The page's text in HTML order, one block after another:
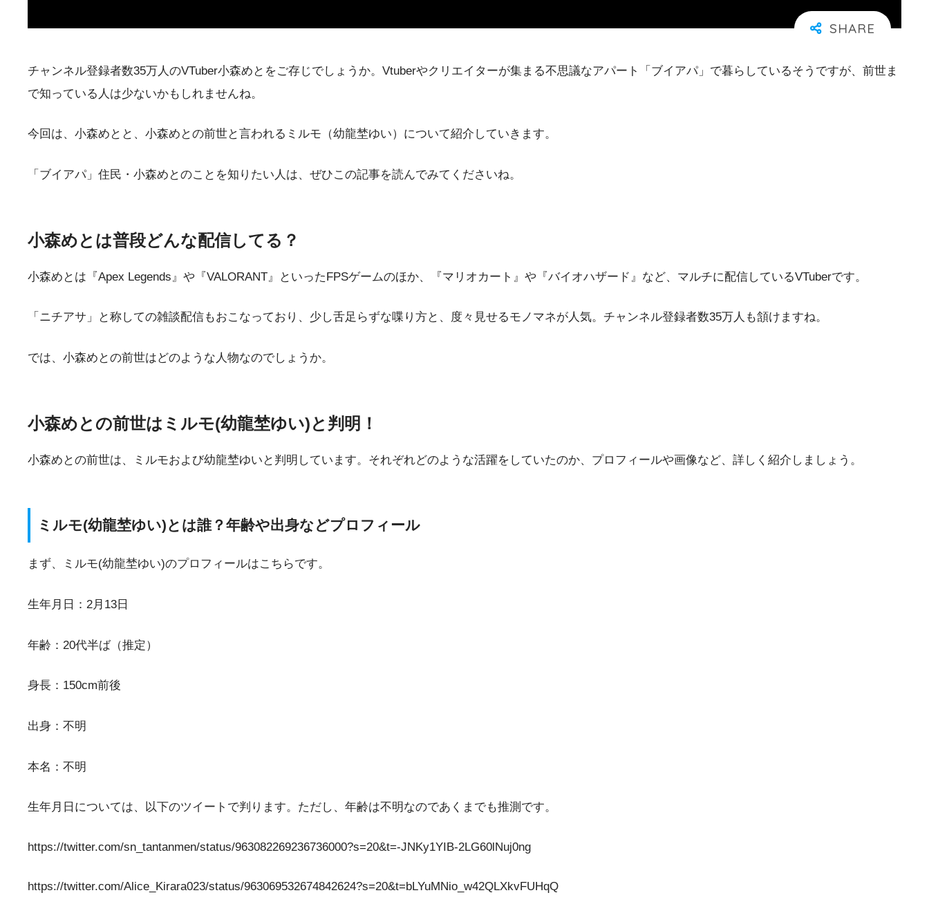
チャンネル登録者数35万人のVTuber小森めとをご存じでしょうか。Vtuberやクリエイターが集まる不思議なアパート「ブイアパ」で暮らしているそうですが、前世ま
で知っている人は少ないかもしれませんね。
今回は、小森めとと、小森めとの前世と言われるミルモ（幼龍埜ゆい）について紹介していきます。
「ブイアパ」住民・小森めとのことを知りたい人は、ぜひこの記事を読んでみてくださいね。
小森めとは普段どんな配信してる？
小森めとは『Apex Legends』や『VALORANT』といったFPSゲームのほか、『マリオカート』や『バイオハザード』など、マルチに配信しているVTuberです。
「ニチアサ」と称しての雑談配信もおこなっており、少し舌足らずな喋り方と、度々見せるモノマネが人気。チャンネル登録者数35万人も頷けますね。
では、小森めとの前世はどのような人物なのでしょうか。
小森めとの前世はミルモ(幼龍埜ゆい)と判明！
小森めとの前世は、ミルモおよび幼龍埜ゆいと判明しています。それぞれどのような活躍をしていたのか、プロフィールや画像など、詳しく紹介しましょう。
ミルモ(幼龍埜ゆい)とは誰？年齢や出身などプロフィール
まず、ミルモ(幼龍埜ゆい)のプロフィールはこちらです。
生年月日：2月13日
年齢：20代半ば（推定）
身長：150cm前後
出身：不明
本名：不明
生年月日については、以下のツイートで判ります。ただし、年齢は不明なのであくまでも推測です。
https://twitter.com/sn_tantanmen/status/963082269236736000?s=20&t=-JNKy1YIB-2LG60lNuj0ng
https://twitter.com/Alice_Kirara023/status/963069532674842624?s=20&t=bLYuMNio_w42QLXkvFUHqQ